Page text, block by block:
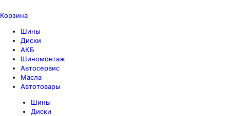
Корзина
Шины
Диски
АКБ
Шиномонтаж
Автосервис
Масла
Автотовары
Шины
Диски